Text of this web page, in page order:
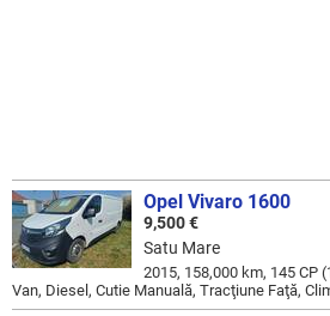
Opel Vivaro 1600
9,500 €
Satu Mare
2015, 158,000 km, 145 CP
Van, Diesel, Cutie Manuală, Tracţiune Faţă,